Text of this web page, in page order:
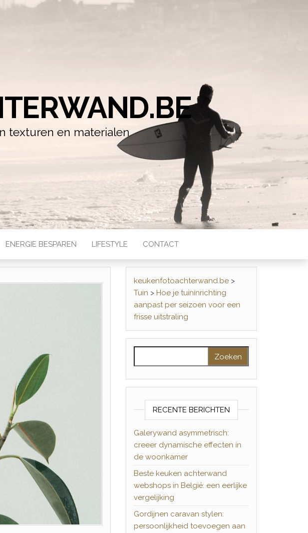
texturen en materialen
ENERGIE BESPAREN LIFESTYLE CONTACT
keukenfotoachterwand.be>
Tuin > Hoe je tuininrichting
aanpast per seizoen voor een
frisse uitstraling
RECENTE BERICHTEN
Galerywand asymmetrisch:
creeer dynamische effecten in
de woonkamer
Beste keuken achterwand
webshops in België: een eerlijke
vergelijking
Gordijnen caravan stylen:
persoonlijkheid toevoegen aan